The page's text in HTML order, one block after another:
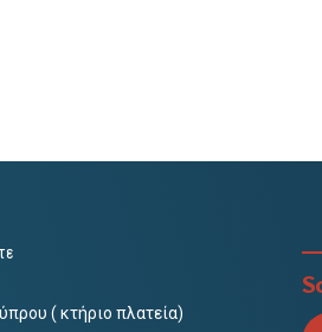
( κτήριο πλατεία)